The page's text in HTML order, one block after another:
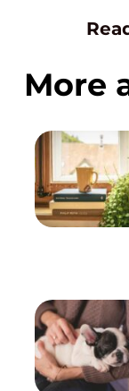
More